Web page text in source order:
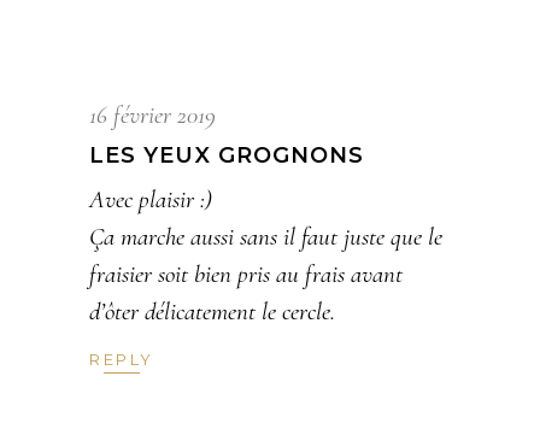
16 février 2019
LES YEUX GROGNONS
Avec plaisir :)
Ça marche aussi sans il faut juste que le
fraisier soit bien pris au frais avant
d’ôter délicatement le cercle.
REPLY